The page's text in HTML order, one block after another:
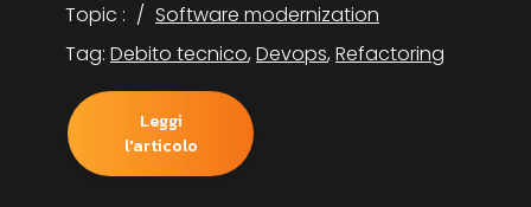
Topic :
Software modernization
Tag: Debito tecnico, Devops, Refactoring
Leggi
l'articolo